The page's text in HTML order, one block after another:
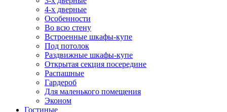
4-х дверные
Особенности
Во всю стену
Встроенные шкафы-купе
Под потолок
Раздвижные шкафы-купе
Открытая секция посередине
Распашные
Гардероб
Для маленького помещения
Эконом
Гостиные